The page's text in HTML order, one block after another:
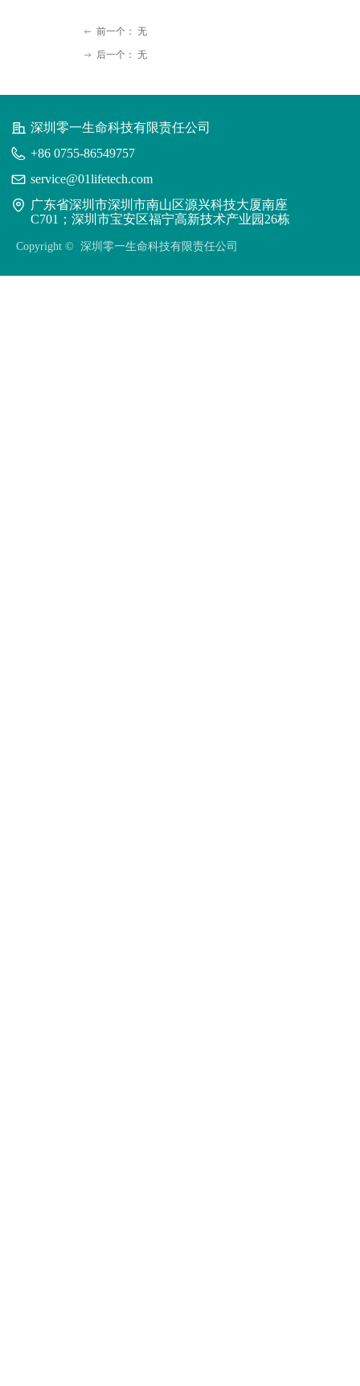
ꂃ 前一个： 无
ꁹ 后一个： 无
深圳零一生命科技有限责任公司
+86 0755-86549757
service@01lifetech.com
广东省深圳市深圳市南山区源兴科技大厦南座
C701；深圳市宝安区福宁高新技术产业园26栋
Copyright © 深圳零一生命科技有限责任公司